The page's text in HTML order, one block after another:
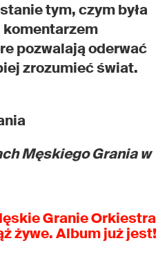
tym, czym była
komentarzem
pozwalają oderwać
zrozumieć świat.
Męskiego Grania w
Granie Orkiestra
żywe. Album już jest!